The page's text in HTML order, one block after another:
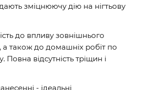
зміцнюючу дію на нігтьову
до впливу зовнішнього
також до домашніх робіт по
Повна відсутність тріщин і
- ідеальні